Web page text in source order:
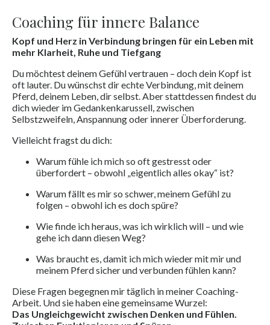
Coaching für innere Balance
Kopf und Herz in Verbindung bringen für ein Leben mit
mehr Klarheit, Ruhe und Tiefgang
Du möchtest deinem Gefühl vertrauen – doch dein Kopf ist
oft lauter. Du wünschst dir echte Verbindung, mit deinem
Pferd, deinem Leben, dir selbst. Aber stattdessen findest du
dich wieder im Gedankenkarussell, zwischen
Selbstzweifeln, Anspannung oder innerer Überforderung.
Vielleicht fragst du dich:
Warum fühle ich mich so oft gestresst oder
überfordert – obwohl „eigentlich alles okay“ ist?
Warum fällt es mir so schwer, meinem Gefühl zu
folgen – obwohl ich es doch spüre?
Wie finde ich heraus, was ich wirklich will – und wie
gehe ich dann diesen Weg?
Was braucht es, damit ich mich wieder mit mir und
meinem Pferd sicher und verbunden fühlen kann?
Diese Fragen begegnen mir täglich in meiner Coaching-
Arbeit. Und sie haben eine gemeinsame Wurzel:
Das Ungleichgewicht zwischen Denken und Fühlen.